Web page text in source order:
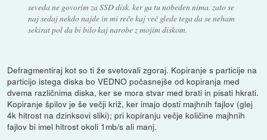
seveda ne govorim za SSD disk. ker ga tu nobeden nima. zato se
naj sedaj nekdo najde in mi reče kaj več glede tega da se neham
sekirat pol da bi bilo kaj narobe z mojim diskom.
Defragmentiraj kot so ti že svetovali zgoraj. Kopiranje s particije na
particijo istega diska bo VEDNO počasnejše od kopiranja med
dvema različnima diska, ker se mora stvar med brati in pisati hkrati.
Kopiranje špilov je še večji križ, ker imajo dosti majhnih fajlov (glej
4k hitrost na dzinksovi sliki); pri kopiranju večje količine majhnih
fajlov bi imel hitrost okoli 1mb/s ali manj.